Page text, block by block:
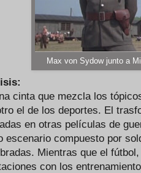
Max von Sydow junto a
cinta que mezcla los
el de los deportes. El
en otras películas de
escenario compuesto por
Mientras que el
con los